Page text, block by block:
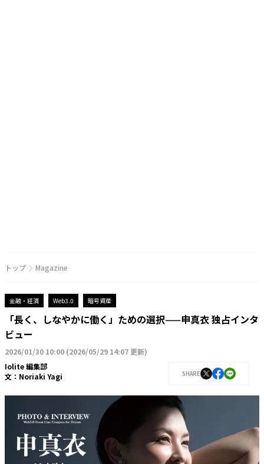
トップ Magazine
金融・経済 Web3.0 暗号資産
「長く、しなやかに働く」ための選択——申真衣 独占インタ
ビュー
2026/01/30 10:00 (2026/05/29 14:07 更新)
Iolite 編集部
文： Noriaki Yagi SHARE